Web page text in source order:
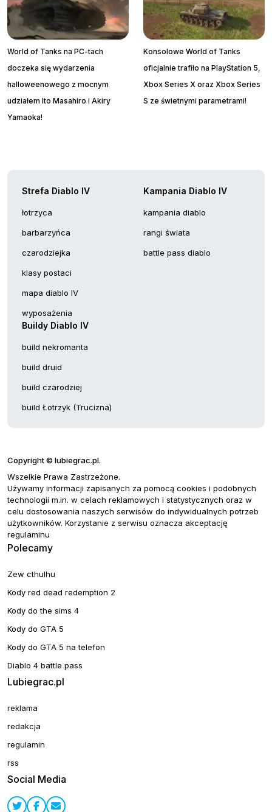
World of Tanks na PC-tach
doczeka się wydarzenia
halloweenowego z mocnym
udziałem Ito Masahiro i Akiry
Yamaoka!
Konsolowe World of Tanks
oficjalnie trafiło na PlayStation 5,
Xbox Series X oraz Xbox Series
S ze świetnymi parametrami!
Strefa Diablo IV
łotrzyca
barbarzyńca
czarodziejka
klasy postaci
mapa diablo IV
wyposażenia
Kampania Diablo IV
kampania diablo
rangi świata
battle pass diablo
Buildy Diablo IV
build nekromanta
build druid
build czarodziej
build Łotrzyk (Trucizna)
Copyright © lubiegrac.pl.
Wszelkie Prawa Zastrzeżone.
Używamy informacji zapisanych za pomocą cookies i podobnych
technologii m.in. w celach reklamowych i statystycznych oraz w
celu dostosowania naszych serwisów do indywidualnych potrzeb
użytkowników. Korzystanie z serwisu oznacza akceptację
regulaminu
Polecamy
Zew cthulhu
Kody red dead redemption 2
Kody do the sims 4
Kody do GTA 5
Kody do GTA 5 na telefon
Diablo 4 battle pass
Lubiegrac.pl
reklama
redakcja
regulamin
rss
Social Media